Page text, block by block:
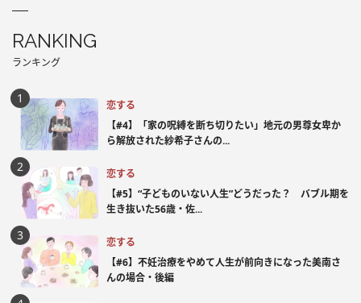
RANKING
ランキング
恋する
【#4】「家の呪縛を断ち切りたい」地元の男尊女卑か
ら解放された紗希子さんの...
恋する
【#5】“子どものいない人生”どうだった？ バブル期を
生き抜いた56歳・佐...
恋する
【#6】不妊治療をやめて人生が前向きになった美南さ
んの場合・後編